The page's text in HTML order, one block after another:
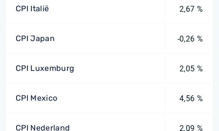
CPI Italië 2,67 %
CPI Japan -0,26 %
CPI Luxemburg 2,05 %
CPI Mexico 4,56 %
CPI Nederland 2,09 %